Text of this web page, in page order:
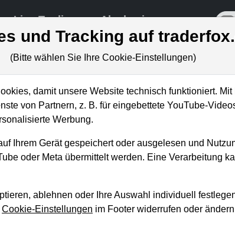
Live-Trading Akademie
bei
und Tracking auf
(Bitte wählen Sie Ihre Cookie-Einstellungen)
damit unsere Website technisch funktioniert.
von Partnern, z. B. für eingebettete YouTube-
Werbung.
Ihrem Gerät gespeichert oder ausgelesen und
oder Meta übermittelt werden. Eine Verarbeitung
ablehnen oder Ihre Auswahl individuell
Cookie-Einstellungen im Footer widerrufen oder